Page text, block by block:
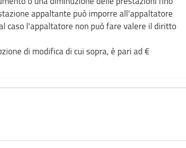
appaltante può imporre all'appaltatore
caso l'appaltatore non può fare valere il diritto
di modifica di cui sopra, è pari ad €